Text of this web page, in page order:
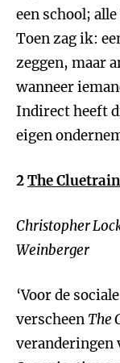
een school;
Toen zag ik:
zeggen, maar
wanneer
Indirect heeft
eigen
2The
Christopher
Weinberger
‘Voor de
verscheen The
veranderingen